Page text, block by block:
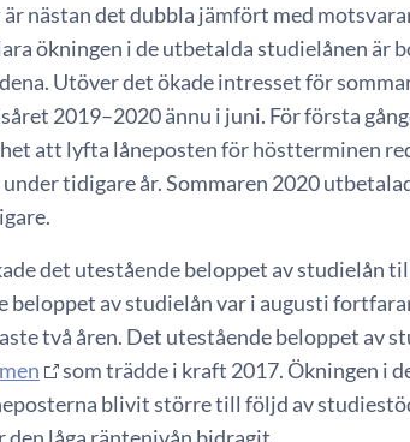
nästan det dubbla jämfört med
ökningen i de utbetalda studielånen är
Utöver det ökade intresset för
2019–2020 ännu i juni. För första
att lyfta låneposten för höstterminen
tidigare år. Sommaren 2020
det utestående beloppet av studielån
av studielån var i augusti
två åren. Det utestående beloppet av
som trädde i kraft 2017. Ökningen i
blivit större till följd av